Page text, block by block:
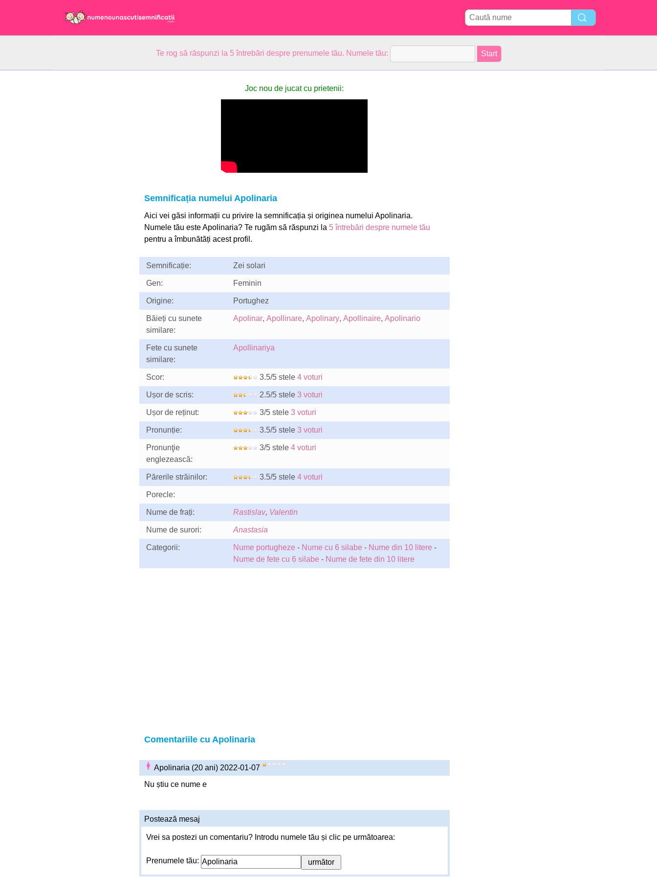
Te rog să răspunzi la 5 întrebări despre prenumele tău. Numele tău:
Joc nou de jucat cu prietenii:
Semnificația numelui Apolinaria
Aici vei găsi informații cu privire la semnificația și originea numelui Apolinaria.
Numele tău este Apolinaria? Te rugăm să răspunzi la 5 întrebări despre numele tău
pentru a îmbunătăți acest profil.
Semnificație: Zei solari
Gen: Feminin
Origine: Portughez
Băieți cu sunete
similare:
Apolinar, Apollinare, Apolinary, Apollinaire, Apolinario
Fete cu sunete
similare:
Apollinariya
Scor: 3.5/5 stele 4 voturi
Ușor de scris: 2.5/5 stele 3 voturi
Ușor de reținut: 3/5 stele 3 voturi
Pronunție: 3.5/5 stele 3 voturi
Pronunţie
englezească:
3/5 stele 4 voturi
Părerile străinilor: 3.5/5 stele 4 voturi
Porecle:
Nume de frați: Rastislav, Valentin
Nume de surori: Anastasia
Categorii: Nume portugheze - Nume cu 6 silabe - Nume din 10 litere -
Nume de fete cu 6 silabe - Nume de fete din 10 litere
Comentariile cu Apolinaria
Apolinaria (20 ani) 2022-01-07
Nu știu ce nume e
Postează mesaj
Vrei sa postezi un comentariu? Introdu numele tău și clic pe următoarea:
Prenumele tău: